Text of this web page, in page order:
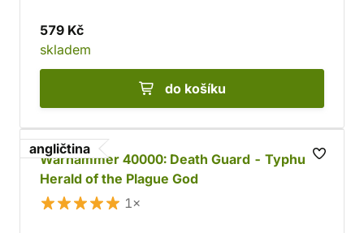
579 Kč
skladem
do košíku
angličtina
Warhammer 40000: Death Guard - Typhus:
Herald of the Plague God
1×